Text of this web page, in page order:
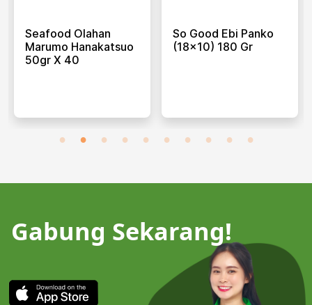
Seafood Olahan
Marumo Hanakatsuo
50gr X 40
So Good Ebi Panko
(18x10) 180 Gr
Gabung Sekarang!